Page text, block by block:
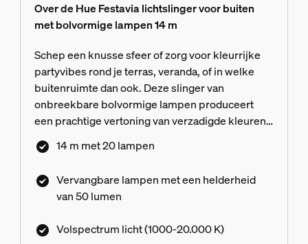
Over de Hue Festavia lichtslinger voor buiten
met bolvormige lampen 14 m
Schep een knusse sfeer of zorg voor kleurrijke
partyvibes rond je terras, veranda, of in welke
buitenruimte dan ook. Deze slinger van
onbreekbare bolvormige lampen produceert
een prachtige vertoning van verzadigde kleuren
of wit licht, of ze nu een kleurverloop creëren of
geanimeerde lichteffecten afspelen. Dankzij het
in een bestaand stopcontact worden gestoken
met behulp van de inbegrepen voeding.
14 m met 20 lampen
Vervangbare lampen met een helderheid
van 50 lumen
Volspectrum licht (1000-20.000 K)